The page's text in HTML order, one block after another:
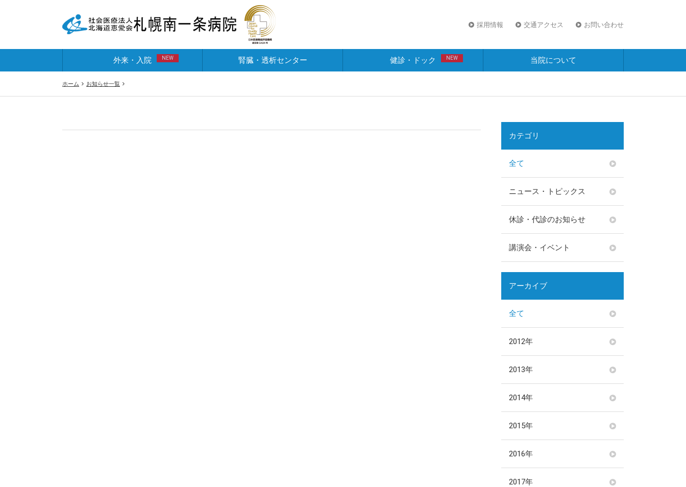
採用情報 交通アクセス お問い合わせ
外来・入院 NEW 腎臓・透析センター 健診・ドック NEW 当院について
ホーム お知らせ一覧
カテゴリ
全て
ニュース・トピックス
休診・代診のお知らせ
講演会・イベント
アーカイブ
全て
2012年
2013年
2014年
2015年
2016年
2017年